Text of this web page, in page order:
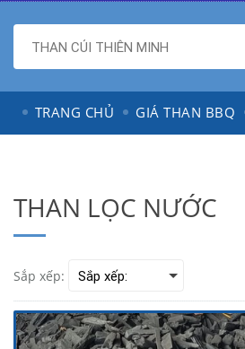
TRANG CHỦ GIÁ THAN BBQ
THAN LỌC NƯỚC
Sắp xếp: